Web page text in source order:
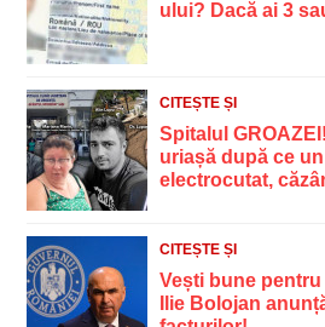
ului? Dacă ai 3
CITEȘTE ȘI
Spitalul
uriașă după ce
electrocutat,
CITEȘTE ȘI
Vești bune
Ilie Bolojan